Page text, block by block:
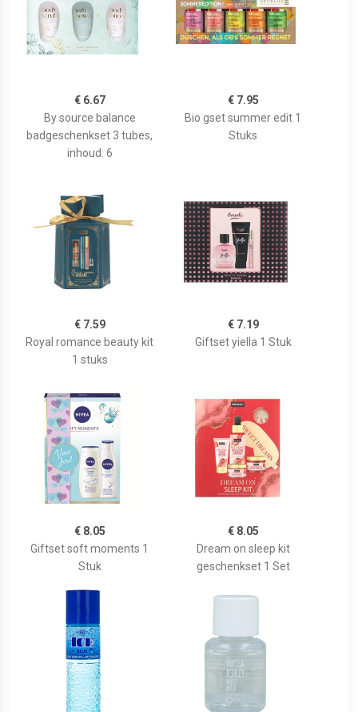
€ 6.67
By source balance
badgeschenkset 3 tubes,
inhoud: 6
€ 7.95
Bio gset summer edit 1
Stuks
€ 7.59
Royal romance beauty kit
1 stuks
€ 7.19
Giftset yiella 1 Stuk
€ 8.05
Giftset soft moments 1
Stuk
€ 8.05
Dream on sleep kit
geschenkset 1 Set